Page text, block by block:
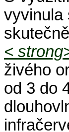
vyvinula
<
živého
od 3 do